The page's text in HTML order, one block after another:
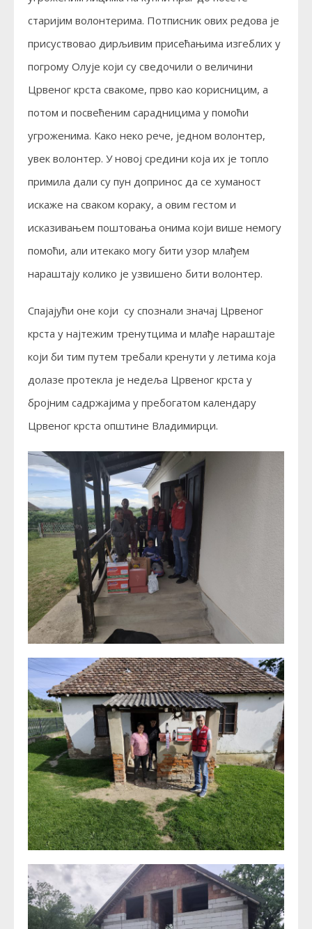
старијим волонтерима. Потписник ових редова је
присуствовао дирљивим присећањима изгеблих у
погрому Олује који су сведочили о величини
Црвеног крста свакоме, прво као корисницим, а
потом и посвећеним сарадницима у помоћи
угроженима. Како неко рече, једном волонтер,
увек волонтер. У новој средини која их је топло
примила дали су пун допринос да се хуманост
искаже на сваком кораку, а овим гестом и
исказивањем поштовања онима који више немогу
помоћи, али итекако могу бити узор млађем
нараштају колико је узвишено бити волонтер.
Спајајући оне који су спознали значај Црвеног
крста у најтежим тренутцима и млађе нараштаје
који би тим путем требали кренути у летима која
долазе протекла је недеља Црвеног крста у
бројним садржајима у пребогатом календару
Црвеног крста општине Владимирци.